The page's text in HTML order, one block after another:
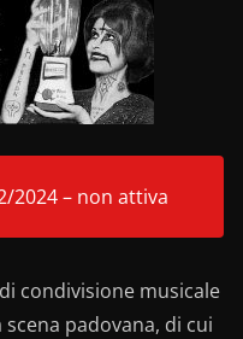
2024 – non attiva
condivisione musicale
padovana, di cui